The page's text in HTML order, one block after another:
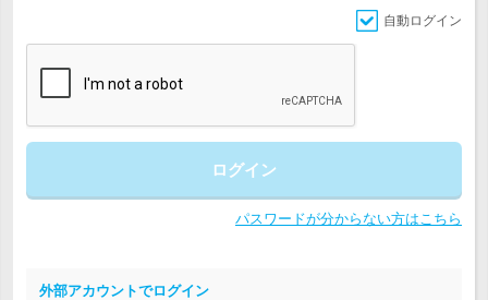
自動ログイン
ログイン
パスワードが分からない方はこちら
外部アカウントでログイン